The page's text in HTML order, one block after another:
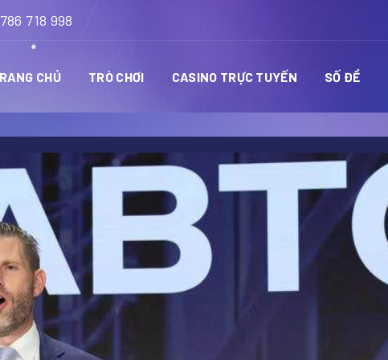
718 998
CHỦ TRÒ CHƠI CASINO TRỰC TUYẾN SỐ ĐỀ